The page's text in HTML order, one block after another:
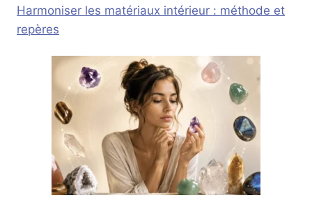
Harmoniser les matériaux intérieur : méthode et
repères